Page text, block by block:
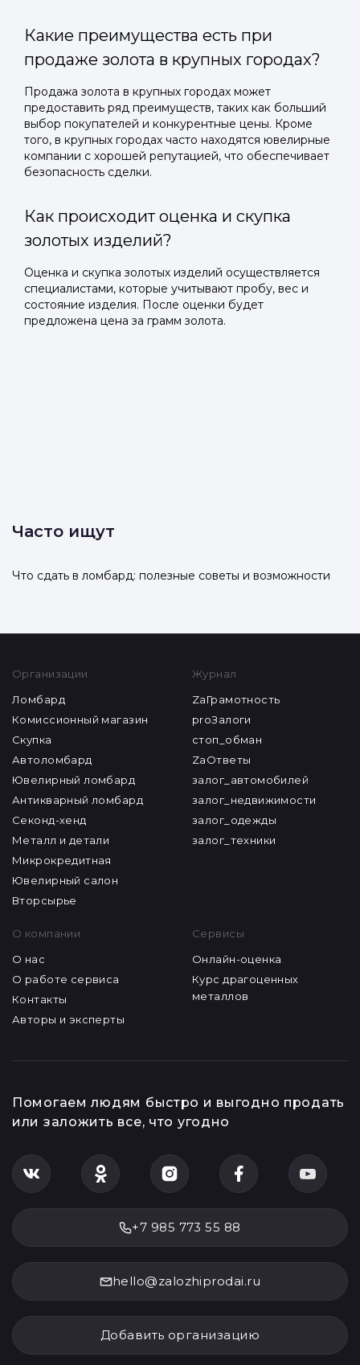
Какие преимущества есть при
продаже золота в крупных городах?
Продажа золота в крупных городах может
предоставить ряд преимуществ, таких как больший
выбор покупателей и конкурентные цены. Кроме
того, в крупных городах часто находятся ювелирные
компании с хорошей репутацией, что обеспечивает
безопасность сделки.
Как происходит оценка и скупка
золотых изделий?
Оценка и скупка золотых изделий осуществляется
специалистами, которые учитывают пробу, вес и
состояние изделия. После оценки будет
предложена цена за грамм золота.
Часто ищут
Что сдать в ломбард: полезные советы и возможности
Организации
Ломбард
Комиссионный магазин
Скупка
Автоломбард
Ювелирный ломбард
Антикварный ломбард
Секонд-хенд
Металл и детали
Микрокредитная
Ювелирный салон
Вторсырье
Журнал
ZaГрамотность
proЗалоги
стоп_обман
ZaОтветы
залог_автомобилей
залог_недвижимости
залог_одежды
залог_техники
О компании
О нас
О работе сервиса
Контакты
Авторы и эксперты
Сервисы
Онлайн-оценка
Курс драгоценных
металлов
Помогаем людям быстро и выгодно продать
или заложить все, что угодно
+7 985 773 55 88
hello@zalozhiprodai.ru
Добавить организацию